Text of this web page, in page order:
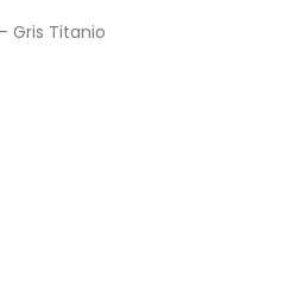
Titanio